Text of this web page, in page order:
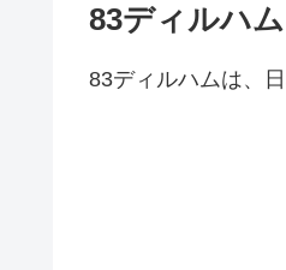
83ディルハ
83ディルハムは、